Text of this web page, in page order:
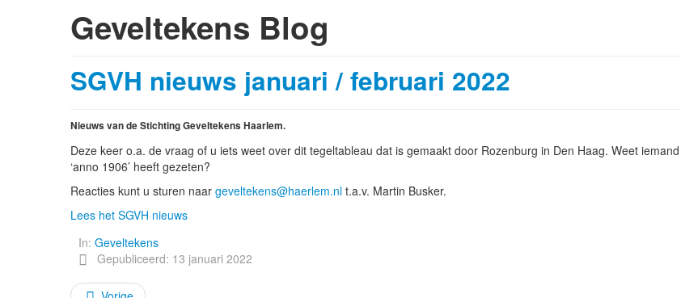
Geveltekens Blog
SGVH nieuws januari / februari 2022
Nieuws van de Stichting Geveltekens Haarlem.
Deze keer o.a. de vraag of u iets weet over dit tegeltableau dat is gemaakt door Rozenburg in Den Haag. Weet
‘anno 1906’ heeft gezeten?
Reacties kunt u sturen naar geveltekens@haerlem.nl t.a.v. Martin Busker.
Lees het SGVH nieuws
In: Geveltekens
Gepubliceerd: 13 januari 2022